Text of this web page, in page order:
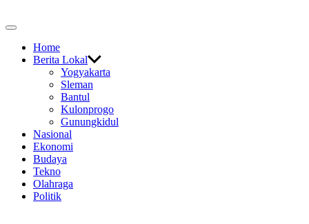
to
Off
CanvasHome
Berita Lokal
Yogyakarta
Sleman
Bantul
Kulonprogo
Gunungkidul
Nasional
Ekonomi
Budaya
Tekno
Olahraga
Politik